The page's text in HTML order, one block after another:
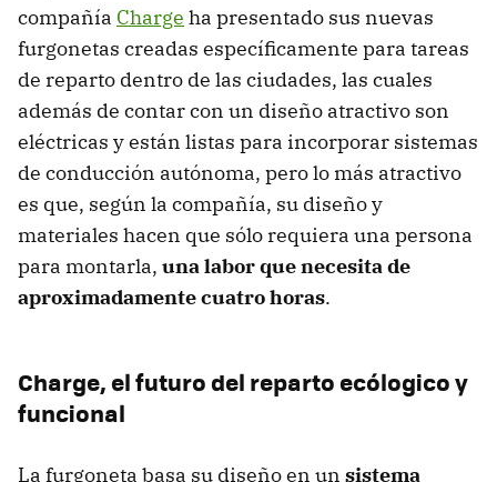
compañía Charge ha presentado sus nuevas
furgonetas creadas específicamente para tareas
de reparto dentro de las ciudades, las cuales
además de contar con un diseño atractivo son
eléctricas y están listas para incorporar sistemas
de conducción autónoma, pero lo más atractivo
es que, según la compañía, su diseño y
materiales hacen que sólo requiera una persona
para montarla, una labor que necesita de
aproximadamente cuatro horas.
Charge, el futuro del reparto ecólogico y
funcional
La furgoneta basa su diseño en un sistema